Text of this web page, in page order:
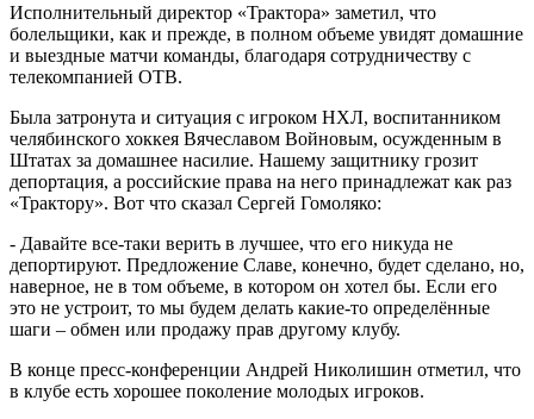
Исполнительный директор «Трактора» заметил, что
болельщики, как и прежде, в полном объеме увидят домашние
и выездные матчи команды, благодаря сотрудничеству с
телекомпанией ОТВ.
Была затронута и ситуация с игроком НХЛ, воспитанником
челябинского хоккея Вячеславом Войновым, осужденным в
Штатах за домашнее насилие. Нашему защитнику грозит
депортация, а российские права на него принадлежат как раз
«Трактору». Вот что сказал Сергей Гомоляко:
- Давайте все-таки верить в лучшее, что его никуда не
депортируют. Предложение Славе, конечно, будет сделано, но,
наверное, не в том объеме, в котором он хотел бы. Если его
это не устроит, то мы будем делать какие-то определённые
шаги – обмен или продажу прав другому клубу.
В конце пресс-конференции Андрей Николишин отметил, что
в клубе есть хорошее поколение молодых игроков.